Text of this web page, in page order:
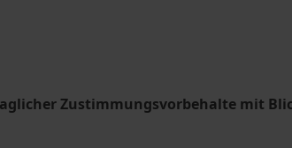
Zustimmungsvorbehalte mit